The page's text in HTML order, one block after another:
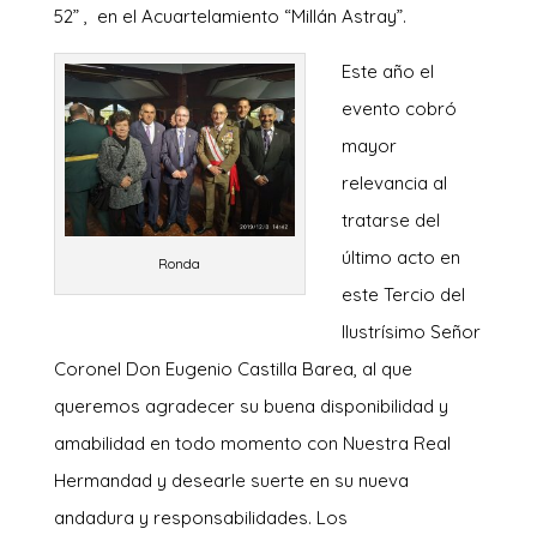
52” , en el Acuartelamiento “Millán Astray”.
Ronda
Este año el
evento cobró
mayor
relevancia al
tratarse del
último acto en
este Tercio del
Ilustrísimo Señor
Coronel Don Eugenio Castilla Barea, al que
queremos agradecer su buena disponibilidad y
amabilidad en todo momento con Nuestra Real
Hermandad y desearle suerte en su nueva
andadura y responsabilidades. Los